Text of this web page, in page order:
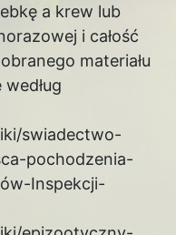
a krew lub
i całość
materiału
swiadectwo-
pochodzenia-
Inspekcji-